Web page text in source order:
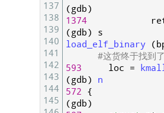
137
138
139
140
141
142
143
144
145
(gdb)
1374
(gdb)
s
load_elf_binary
(
#这货终于找到
593
loc =
(gdb)
n
572
{
(gdb)